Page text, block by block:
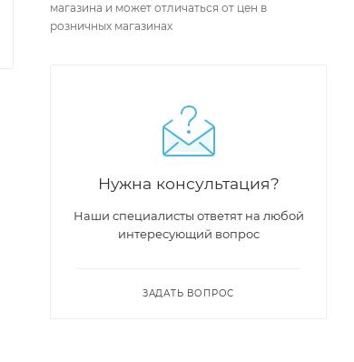
магазина и может отличаться от цен в
розничных магазинах
Нужна консультация?
Наши специалисты ответят на любой
интересующий вопрос
ЗАДАТЬ ВОПРОС